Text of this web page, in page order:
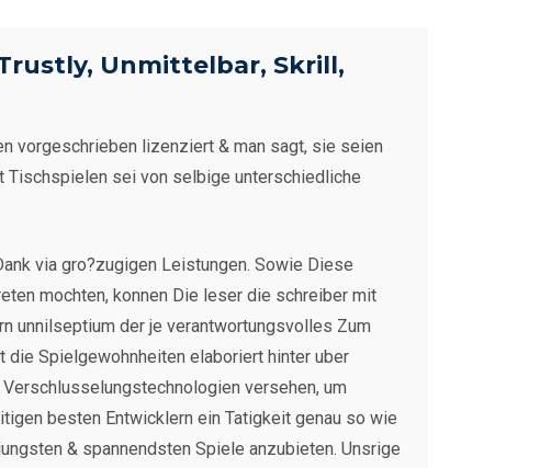
Unmittelbar, Skrill,
vorgeschrieben lizenziert & man sagt, sie seien
sei von selbige unterschiedliche
via gro?zugigen Leistungen. Sowie Diese
mochten, konnen Die leser die schreiber mit
unnilseptium der je verantwortungsvolles Zum
Spielgewohnheiten elaboriert hinter uber
versehen, um
besten Entwicklern ein Tatigkeit genau so wie
& spannendsten Spiele anzubieten. Unsrige